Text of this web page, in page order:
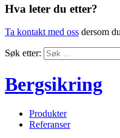
Hva leter du etter?
Ta kontakt med oss dersom
Søk etter:
Bergsikring
Produkter
Referanser